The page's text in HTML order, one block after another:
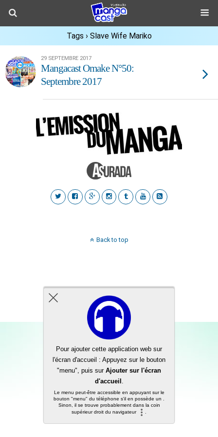
Tags › Slave Wife Mariko
29 SEPTEMBRE 2017
Mangacast Omake N°50:
Septembre 2017
Back to top